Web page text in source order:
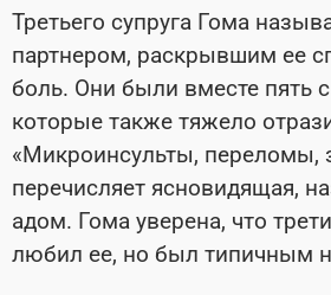
Третьего супруга Гома
партнером, раскрывшим ее
боль. Они были вместе пять
которые также тяжело
«Микроинсульты, переломы,
перечисляет ясновидящая,
адом. Гома уверена, что
любил ее, но был типичным